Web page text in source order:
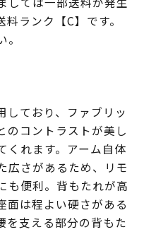
ランク【C】です。
しており、ファブリッ
のコントラストが美し
くれます。アーム自体
広さがあるため、リモ
も便利。背もたれが高
面は程よい硬さがある
を支える部分の背もた